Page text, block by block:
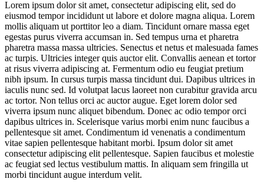
Lorem ipsum dolor sit amet, consectetur adipiscing elit, sed do
eiusmod tempor incididunt ut labore et dolore magna aliqua. Lorem
mollis aliquam ut porttitor leo a diam. Tincidunt ornare massa eget
egestas purus viverra accumsan in. Sed tempus urna et pharetra
pharetra massa massa ultricies. Senectus et netus et malesuada fames
ac turpis. Ultricies integer quis auctor elit. Convallis aenean et tortor
at risus viverra adipiscing at. Fermentum odio eu feugiat pretium
nibh ipsum. In cursus turpis massa tincidunt dui. Dapibus ultrices in
iaculis nunc sed. Id volutpat lacus laoreet non curabitur gravida arcu
ac tortor. Non tellus orci ac auctor augue. Eget lorem dolor sed
viverra ipsum nunc aliquet bibendum. Donec ac odio tempor orci
dapibus ultrices in. Scelerisque varius morbi enim nunc faucibus a
pellentesque sit amet. Condimentum id venenatis a condimentum
vitae sapien pellentesque habitant morbi. Ipsum dolor sit amet
consectetur adipiscing elit pellentesque. Sapien faucibus et molestie
ac feugiat sed lectus vestibulum mattis. In aliquam sem fringilla ut
morbi tincidunt augue interdum velit.